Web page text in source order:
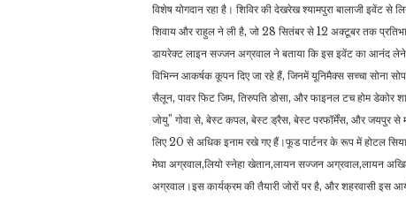
विशेष योगदान रहा है। शिविर की देखरेख श्यामपुरा बालाजी इवेंट से
शिवाय और राहुल ने ली है, जो 28 सितंबर से 12 अक्टूबर तक
डायरेक्ट लाइन सज्जन अग्रवाल ने बताया कि इस इवेंट का आनंद
विभिन्न आकर्षक कूपन दिए जा रहे हैं, जिनमें यूनिमैक्स सच्चा सोना
सैलून, पावर फिट जिम, तिरुपति डोसा, और फाइनल टच होम डेकोर
जोयु” गोवा से, बेस्ट कपल, बेस्ट ड्रैस, बेस्ट परफॉर्मेंस, और जयपुर से
लिए 20 से अधिक इनाम रखे गए हैं।फूड पार्टनर के रूप में होटल सिया
मेघा अग्रवाल,लियो स्नेहा खेतान,लायन सज्जन अग्रवाल,लायन
अग्रवाल।इस कार्यक्रम की तैयारी जोरों पर है, और शहरवासी इस